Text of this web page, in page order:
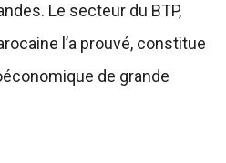
Le secteur du BTP,
l’a prouvé, constitue
de grande